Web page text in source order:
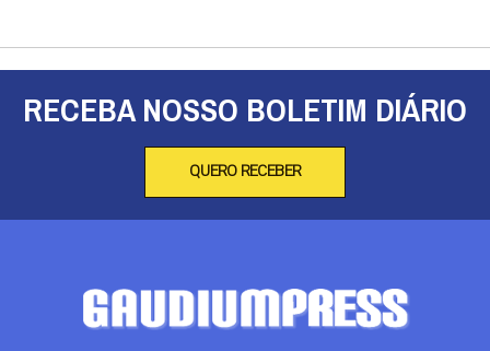
RECEBA NOSSO BOLETIM DIÁRIO
QUERO RECEBER